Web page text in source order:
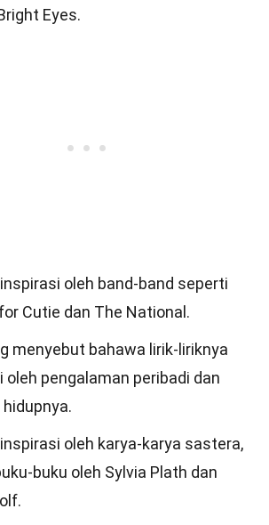
Eyes.
oleh band-band seperti
Cutie dan The National.
menyebut bahawa lirik-liriknya
oleh pengalaman peribadi dan
oleh karya-karya sastera,
buku oleh Sylvia Plath dan